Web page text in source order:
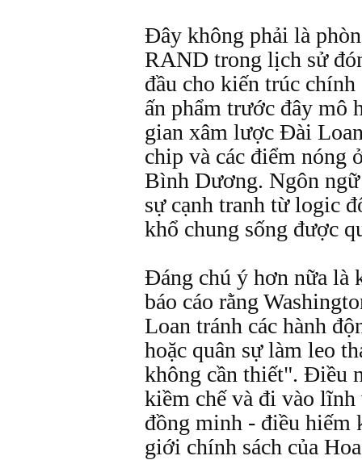
Đây không phải là
RAND trong lịch sử
đầu cho kiến trúc
ấn phẩm trước đây mô
gian xâm lược Đài
chip và các điểm
Bình Dương. Ngôn
sự cạnh tranh từ logic
khổ chung sống được
Đáng chú ý hơn nữa là
báo cáo rằng
Loan tránh các hành
hoặc quân sự làm leo
không cần thiết". Điều
kiềm chế và đi vào
đồng minh - điều hiếm
giới chính sách của